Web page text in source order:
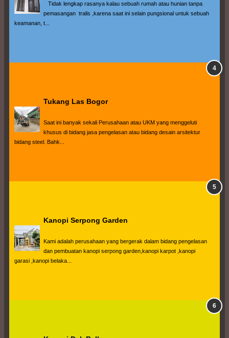
Tidak lengkap rasanya kalau sebuah rumah atau hunian tanpa
pemasangan  tralis ,karena saat ini selain pungsional untuk sebuah
keamanan, t...
Tukang Las Bogor
Saat ini banyak sekali Perusahaan atau UKM yang menggeluti
khusus di bidang jasa pengelasan atau bidang desain arsitektur
bidang steel. Bahk...
Kanopi Serpong Garden
Kami adalah perusahaan yang bergerak dalam bidang pengelasan
dan pembuatan kanopi serpong garden,kanopi karpot ,kanopi
garasi ,kanopi belaka...